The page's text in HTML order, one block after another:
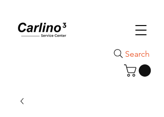
Search